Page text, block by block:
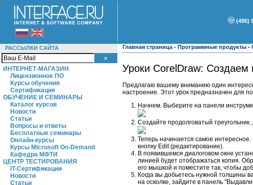
(495)
РАССЫЛКИ САЙТА
ИНТЕРНЕТ-МАГАЗИН
Лицензионное ПО
Курсы обучения
Сертификация
ОБУЧЕНИЕ И СЕМИНАРЫ
Каталог курсов
Новости
Статьи
Вопросы и ответы
Бесплатные семинары
Онлайн-курсы
Курсы Microsoft On-Demand
Кафедра МФТИ
ЦЕНТР ТЕСТИРОВАНИЯ
IT-Сертификации
Новости
Статьи
Главная страница - Программные продукты -
Уроки CorelDraw:
Предлагаю вашему вниманию один
настроение. Этот урок предназначен для
Начнем. Выберите на панели
Создайте продолговатый
Теперь начинается самое
кнопку Edit (редактирование).
В появившемся диалоговом окне
линией будет отображаться копия.
его мышкой и поместите так, чтобы
Когда вы добьетесь нужной толщины
на осколке, зайдите в панель